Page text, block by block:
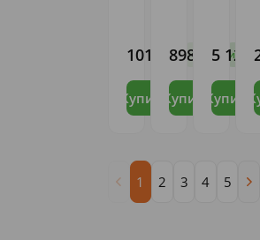
101 ,95 В наличии
Купить
898 ,81 В
Купить
5 127
Купить
1 2 3 4 5